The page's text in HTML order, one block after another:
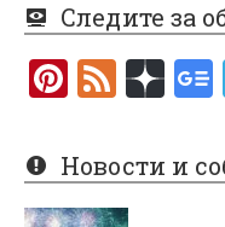
Следите за
Pi
er
es
F
e
d
Новости и